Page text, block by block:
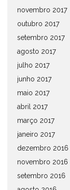
novembro 2017
outubro 2017
setembro 2017
agosto 2017
julho 2017
junho 2017
maio 2017
abril 2017
março 2017
janeiro 2017
dezembro 2016
novembro 2016
setembro 2016